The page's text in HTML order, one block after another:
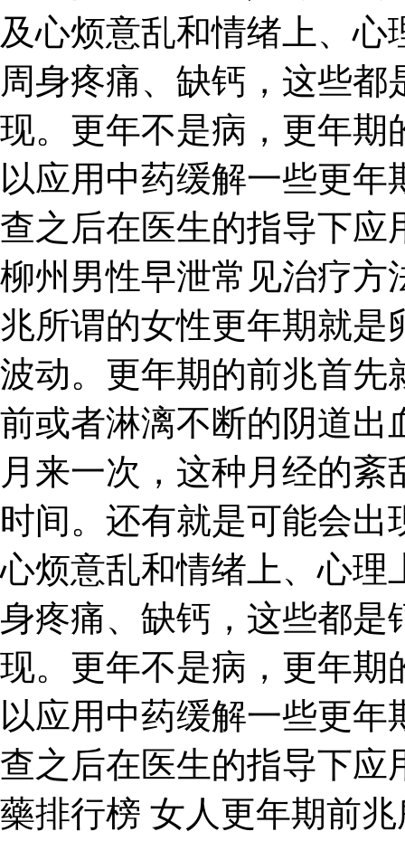
及心烦意乱和情绪上、
周身疼痛、缺钙，这些
现。更年不是病，更年期
以应用中药缓解一些更
查之后在医生的指导下应
柳州男性早泄常见治疗方
兆所谓的女性更年期就是
波动。更年期的前兆首先
前或者淋漓不断的阴道出
月来一次，这种月经的
时间。还有就是可能会
心烦意乱和情绪上、心理
身疼痛、缺钙，这些都是
现。更年不是病，更年期
以应用中药缓解一些更
查之后在医生的指导下应
藥排行榜 女人更年期前